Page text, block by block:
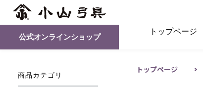
公式オンラインショップ
トップページ
商品カテゴリ
トップページ